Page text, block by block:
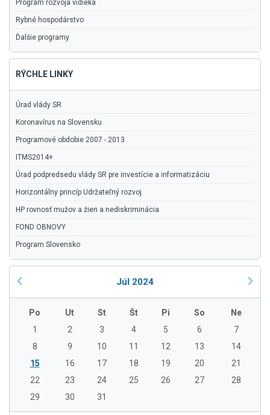
Program rozvoja vidieka
Rybné hospodárstvo
Ďalšie programy
RÝCHLE LINKY
Úrad vlády SR
Koronavírus na Slovensku
Programové obdobie 2007 - 2013
ITMS2014+
Úrad podpredsedu vlády SR pre investície a informatizáciu
Horizontálny princíp Udržateľný rozvoj
HP rovnosť mužov a žien a nediskriminácia
FOND OBNOVY
Program Slovensko
Júl 2024
Po Ut St Št Pi So
Ne
1
2 3 4 5 6
7
8
9 10 11 12 13
14
15
16 17 18 19 20
21
22
23 24 25 26 27
28
29
30 31